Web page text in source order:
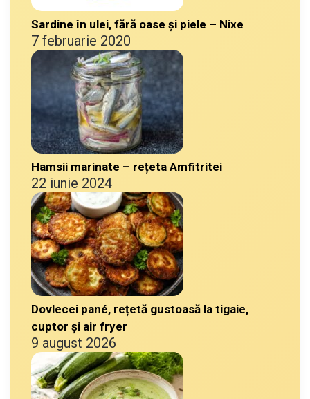
Sardine în ulei, fără oase și piele – Nixe
7 februarie 2020
Hamsii marinate – rețeta Amfitritei
22 iunie 2024
Dovlecei pané, rețetă gustoasă la tigaie,
cuptor și air fryer
9 august 2026